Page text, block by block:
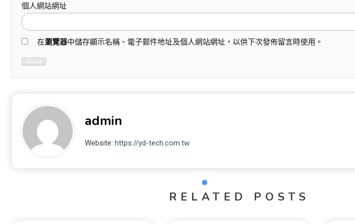
個人網站網址
在瀏覽器中儲存顯示名稱、電子郵件地址及個人網站網址，以供下次發佈留言時使用。
admin
Website: https://yd-tech.com.tw
RELATED POSTS